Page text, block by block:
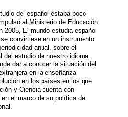
del español estaba poco
al Ministerio de Educación
2005, El mundo estudia español
convirtiese en un instrumento
anual, sobre el
del estudio de nuestro idioma.
dar a conocer la situación del
en la enseñanza
en los países en los que
y Ciencia cuenta con
el marco de su política de